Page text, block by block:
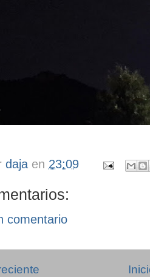
daja en 23:09
comentario